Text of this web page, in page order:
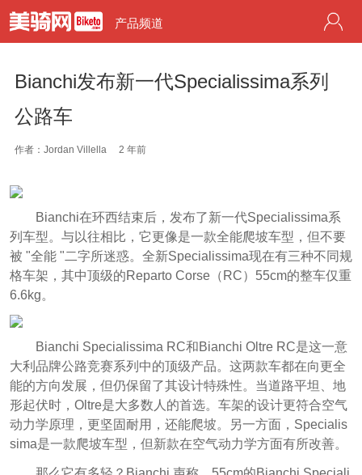
产品频道
Bianchi发布新一代Specialissima系列
公路车
作者：Jordan Villella 2 年前
Bianchi在环西结束后，发布了新一代Specialissima系
列车型。与以往相比，它更像是一款全能爬坡车型，但不要
被 "全能 "二字所迷惑。全新Specialissima现在有三种不同规
格车架，其中顶级的Reparto Corse（RC）55cm的整车仅重
6.6kg。
Bianchi Specialissima RC和Bianchi Oltre RC是这一意
大利品牌公路竞赛系列中的顶级产品。这两款车都在向更全
能的方向发展，但仍保留了其设计特殊性。当道路平坦、地
形起伏时，Oltre是大多数人的首选。车架的设计更符合空气
动力学原理，更坚固耐用，还能爬坡。另一方面，Specialis
sima是一款爬坡车型，但新款在空气动力学方面有所改善。